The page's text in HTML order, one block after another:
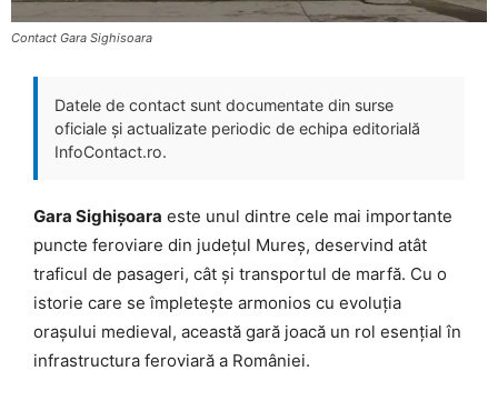
Contact Gara Sighisoara
Datele de contact sunt documentate din surse
oficiale și actualizate periodic de echipa editorială
InfoContact.ro.
Gara Sighișoara este unul dintre cele mai importante
puncte feroviare din județul Mureș, deservind atât
traficul de pasageri, cât și transportul de marfă. Cu o
istorie care se împletește armonios cu evoluția
orașului medieval, această gară joacă un rol esențial în
infrastructura feroviară a României.